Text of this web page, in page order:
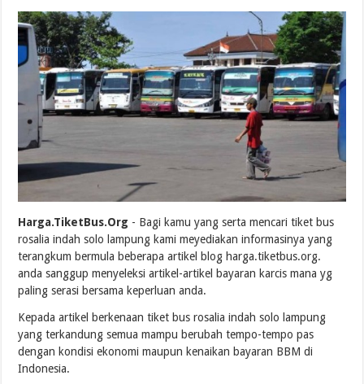
Harga.TiketBus.Org - Bagi kamu yang serta mencari tiket bus
rosalia indah solo lampung kami meyediakan informasinya yang
terangkum bermula beberapa artikel blog harga.tiketbus.org.
anda sanggup menyeleksi artikel-artikel bayaran karcis mana yg
paling serasi bersama keperluan anda.
Kepada artikel berkenaan tiket bus rosalia indah solo lampung
yang terkandung semua mampu berubah tempo-tempo pas
dengan kondisi ekonomi maupun kenaikan bayaran BBM di
Indonesia.